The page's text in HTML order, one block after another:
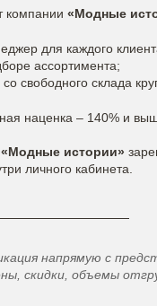
компании «Модные
для каждого
ассортимента;
свободного склада
наценка – 140% и
«Модные истории»
личного кабинета.
напрямую с
скидки, объемы